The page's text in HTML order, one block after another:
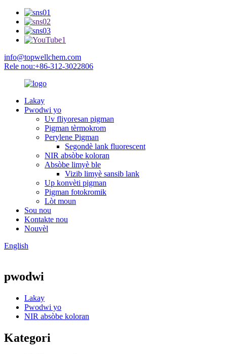
info@topwellchem.com
Rele nou:+86-312-3022806
Lakay
Pwodwi yo
Uv fliyoresan pigman
Pigman tèrmokrom
Perylene Pigman
Segondè lank fluorescent
NIR absòbe koloran
Absòbe limyè ble
Vizib limyè sansib lank
Up konvèti pigman
Pigman fotokromik
Lòt moun
Sou nou
Kontakte nou
Nouvèl
English
pwodwi
Lakay
Pwodwi yo
NIR absòbe koloran
Kategori